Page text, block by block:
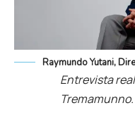
Raymundo Yutani,
Entrevista
Tremamunno.